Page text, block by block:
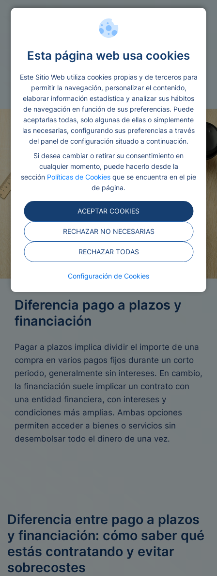
Esta página web usa cookies
Este Sitio Web utiliza cookies propias y de terceros para
permitir la navegación, personalizar el contenido,
elaborar información estadística y analizar sus hábitos
de navegación en función de sus preferencias. Puede
aceptarlas todas, solo algunas de ellas o simplemente
las necesarias, configurando sus preferencias a través
del panel de configuración situado a continuación.
Si desea cambiar o retirar su consentimiento en
cualquier momento, puede hacerlo desde la
sección Políticas de Cookies que se encuentra en el pie
de página.
ACEPTAR COOKIES
RECHAZAR NO NECESARIAS
RECHAZAR TODAS
Configuración de Cookies
Diferencia pago a plazos y financiacion
Redactado por Ana
Gonzalez
Editado y revisado por
Eva Rampani
Diferencia pago a plazos y
financiación
Pagar a plazos implica dividir el importe de una
compra en varios pagos fijos durante un corto
periodo, generalmente sin intereses. En cambio,
la financiación suele implicar un contrato con
una entidad financiera, con intereses y
condiciones más amplias. Ambas opciones
permiten acceder a bienes o servicios sin
desembolsar todo el dinero de una vez.
Diferencia entre pago a plazos
y financiación: cómo saber qué
estás contratando y evitar
sobrecostes